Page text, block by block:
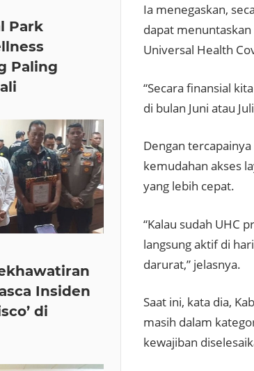
Ia menegaskan,
dapat
Universal Health
“Secara finansial
di bulan Juni atau
Dengan
kemudahan akses
yang lebih cepat.
“Kalau sudah UHC
langsung aktif di
darurat,” jelasnya.
Saat ini, kata dia,
masih dalam
kewajiban
Park
Paling
Insiden
di